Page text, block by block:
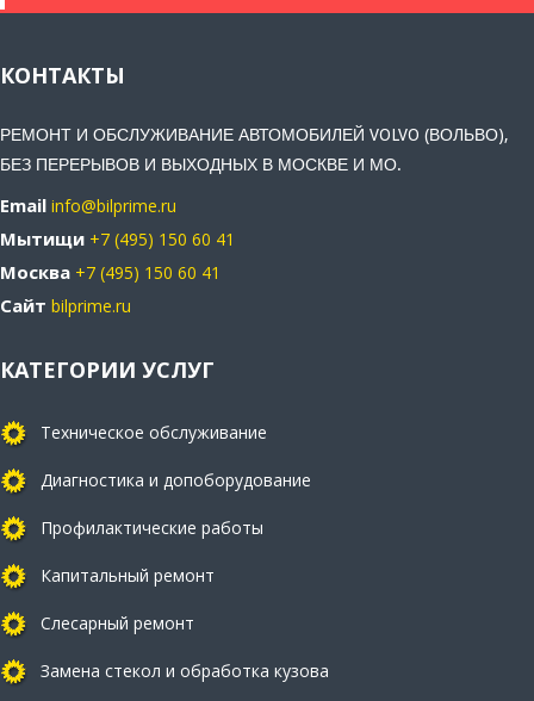
КОНТАКТЫ
РЕМОНТ И ОБСЛУЖИВАНИЕ АВТОМОБИЛЕЙ VOLVO (ВОЛЬВО),
БЕЗ ПЕРЕРЫВОВ И ВЫХОДНЫХ В МОСКВЕ И МО.
Email info@bilprime.ru
Мытищи +7 (495) 150 60 41
Москва +7 (495) 150 60 41
Сайт bilprime.ru
КАТЕГОРИИ УСЛУГ
Техническое обслуживание
Диагностика и допоборудование
Профилактические работы
Капитальный ремонт
Слесарный ремонт
Замена стекол и обработка кузова